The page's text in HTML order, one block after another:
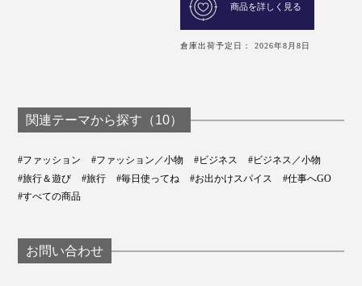
商品を詳しく見る
倉庫出荷予定日： 2026年8月8日
関連テーマから探す（10）
#ファッション #ファッション／小物 #ビジネス
#ビジネス／小物
#旅行＆遊び
#旅行 #毎日使ってね #お出かけスパイス
#仕事へGO
#すべての商品
お問い合わせ